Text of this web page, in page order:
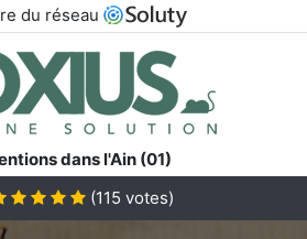
du réseau
dans l'Ain (01)
(115 votes)